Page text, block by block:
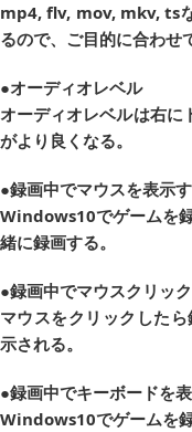
mp4, flv, mov, mkv, ts
るので、ご目的に合わせ
●オーディオレベル
オーディオレベルは右に
がより良くなる。
●録画中でマウスを表示
Windows10でゲームを
緒に録画する。
●録画中でマウスクリッ
マウスをクリックした
示される。
●録画中でキーボードを
Windows10でゲームを